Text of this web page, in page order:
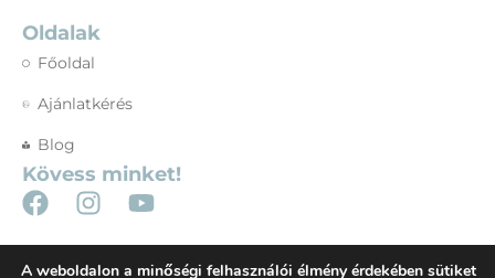
Oldalak
Főoldal
Ajánlatkérés
Blog
Kövess minket!
A weboldalon a minőségi felhasználói élmény érdekében sütiket